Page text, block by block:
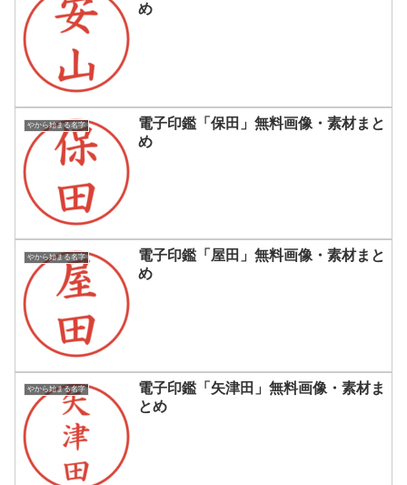
め
やから始まる名字
電子印鑑「保田」無料画像・素材まと
め
やから始まる名字
電子印鑑「屋田」無料画像・素材まと
め
やから始まる名字
電子印鑑「矢津田」無料画像・素材ま
とめ